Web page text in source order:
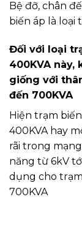
Bệ đỡ, chân
biến áp là loại
Đối với loại
400KVA này,
giống với
đến 700KVA
Hiện trạm
400KVA hay
rãi trong
năng từ 6kV
dụng cho
700KVA